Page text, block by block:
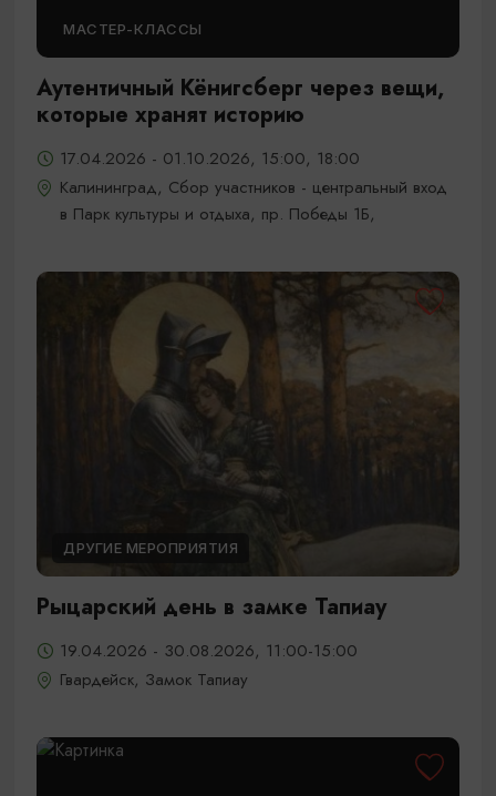
МАСТЕР-КЛАССЫ
Аутентичный Кёнигсберг через вещи,
которые хранят историю
17.04.2026 - 01.10.2026, 15:00, 18:00
Калининград, Сбор участников - центральный вход
в Парк культуры и отдыха, пр. Победы 1Б,
ДРУГИЕ МЕРОПРИЯТИЯ
Рыцарский день в замке Тапиау
19.04.2026 - 30.08.2026, 11:00-15:00
Гвардейск, Замок Тапиау